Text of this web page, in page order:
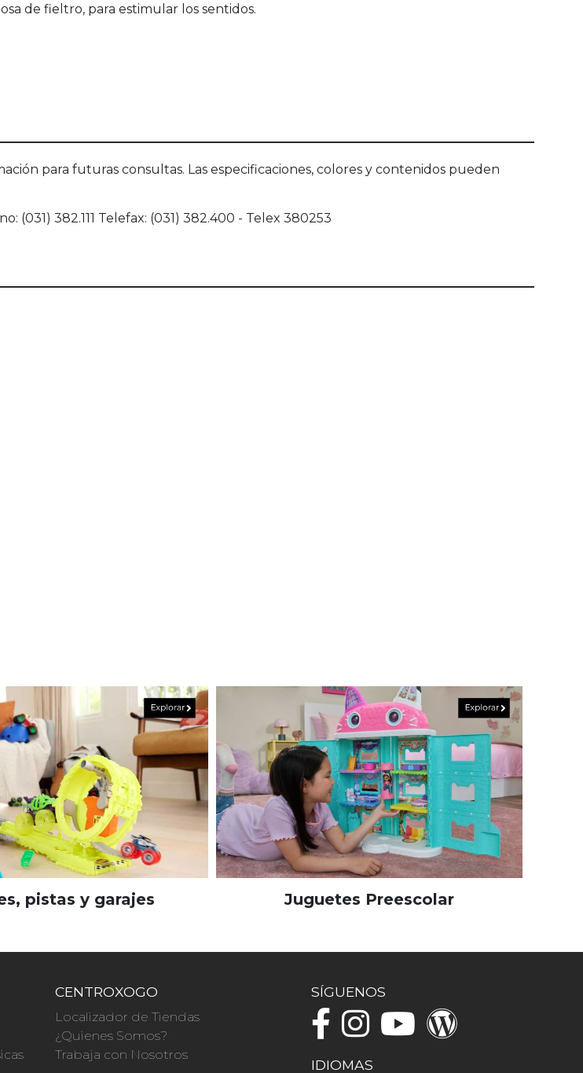
de fieltro, para estimular los sentidos.
para futuras consultas. Las especificaciones, colores y contenidos pueden
(031) 382.111 Telefax: (031) 382.400 - Telex 380253
pistas y garajes Juguetes Preescolar
CENTROXOGO
Localizador de Tiendas
¿Quienes Somos?
Trabaja con Nosotros
SÍGUENOS
IDIOMAS